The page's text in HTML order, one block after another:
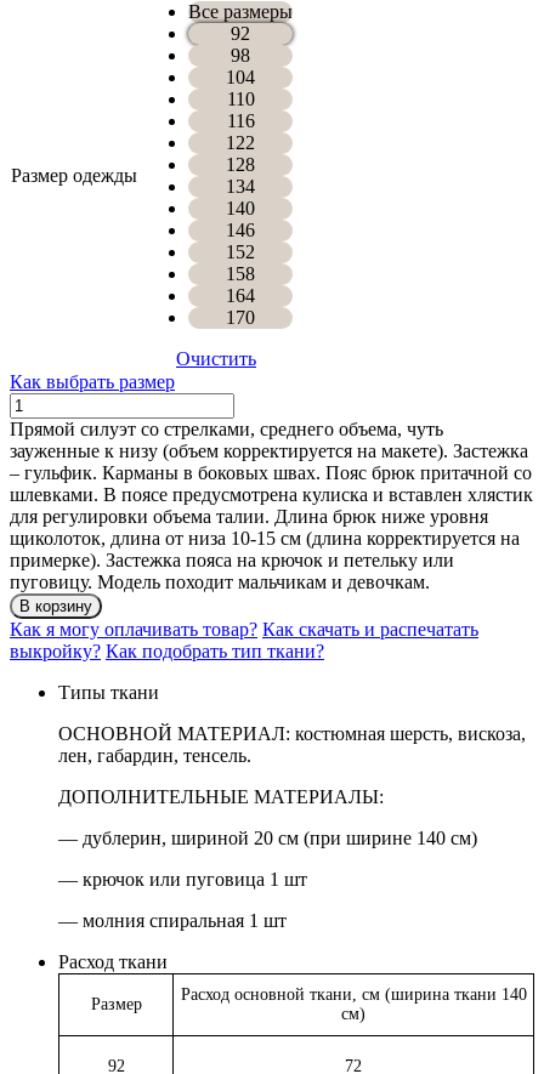
Размер одежды
Все размеры
92
98
104
110
116
122
128
134
140
146
152
158
164
170
Очистить
Как выбрать размер
Количество
БРЮКИ
ЛЕННИ
Прямой силуэт со стрелками, среднего объема, чуть
зауженные к низу (объем корректируется на макете). Застежка
– гульфик. Карманы в боковых швах. Пояс брюк притачной со
шлевками. В поясе предусмотрена кулиска и вставлен хлястик
для регулировки объема талии. Длина брюк ниже уровня
щиколоток, длина от низа 10-15 см (длина корректируется на
примерке). Застежка пояса на крючок и петельку или
пуговицу. Модель походит мальчикам и девочкам.
В корзину
Как я могу оплачивать товар? Как скачать и распечатать
выкройку? Как подобрать тип ткани?
Типы ткани
ОСНОВНОЙ МАТЕРИАЛ: костюмная шерсть, вискоза,
лен, габардин, тенсель.
ДОПОЛНИТЕЛЬНЫЕ МАТЕРИАЛЫ:
— дублерин, шириной 20 см (при ширине 140 см)
— крючок или пуговица 1 шт
— молния спиральная 1 шт
Расход ткани
Размер
Расход основной ткани, см (ширина ткани 140
см)
92 72